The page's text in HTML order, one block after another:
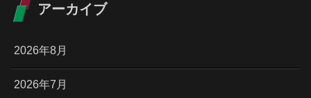
アーカイブ
2026年8月
2026年7月